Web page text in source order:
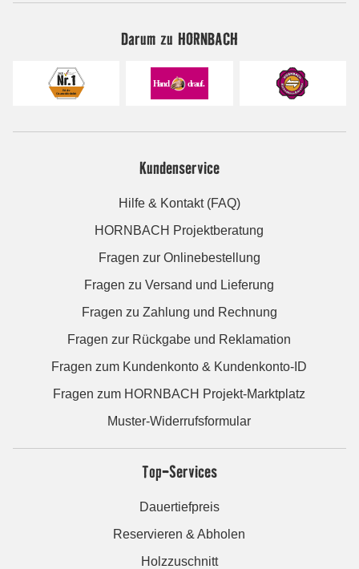
Darum zu HORNBACH
Kundenservice
Hilfe & Kontakt (FAQ)
HORNBACH Projektberatung
Fragen zur Onlinebestellung
Fragen zu Versand und Lieferung
Fragen zu Zahlung und Rechnung
Fragen zur Rückgabe und Reklamation
Fragen zum Kundenkonto & Kundenkonto-ID
Fragen zum HORNBACH Projekt-Marktplatz
Muster-Widerrufsformular
Top-Services
Dauertiefpreis
Reservieren & Abholen
Holzzuschnitt